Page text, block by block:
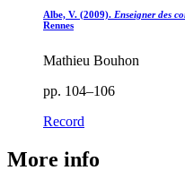
Albe, V. (2009). Enseigner des
Rennes
Mathieu Bouhon
pp. 104–106
Record
More info